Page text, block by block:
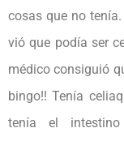
cosas que no
vió que podía ser
médico consiguió
bingo!! Tenía
tenía el